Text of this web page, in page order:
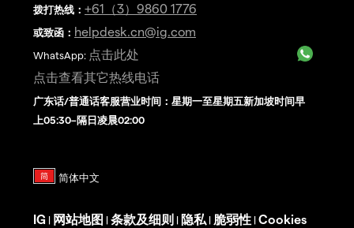
拨打热线 ： +61（3）9860 1776
或致函： helpdesk.cn@ig.com
WhatsApp: 点击此处
点击查看其它热线电话
广东话/普通话客服营业时间：星期一至星期五新加坡时间早
上05:30–隔日凌晨02:00
IG | 网站地图 | 条款及细则 | 隐私 | 脆弱性 | Cookies